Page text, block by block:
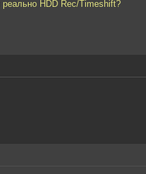
HDD Rec/Timeshift?